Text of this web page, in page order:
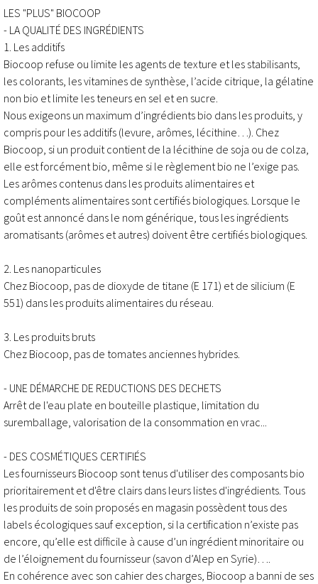
LES "PLUS" BIOCOOP
- LA QUALITÉ DES INGRÉDIENTS
1. Les additifs
Biocoop refuse ou limite les agents de texture et les stabilisants,
les colorants, les vitamines de synthèse, l’acide citrique, la gélatine
non bio et limite les teneurs en sel et en sucre.
Nous exigeons un maximum d’ingrédients bio dans les produits, y
compris pour les additifs (levure, arômes, lécithine…). Chez
Biocoop, si un produit contient de la lécithine de soja ou de colza,
elle est forcément bio, même si le règlement bio ne l’exige pas.
Les arômes contenus dans les produits alimentaires et
compléments alimentaires sont certifiés biologiques. Lorsque le
goût est annoncé dans le nom générique, tous les ingrédients
aromatisants (arômes et autres) doivent être certifiés biologiques.
2. Les nanoparticules
Chez Biocoop, pas de dioxyde de titane (E 171) et de silicium (E
551) dans les produits alimentaires du réseau.
3. Les produits bruts
Chez Biocoop, pas de tomates anciennes hybrides.
- UNE DÉMARCHE DE REDUCTIONS DES DECHETS
Arrêt de l'eau plate en bouteille plastique, limitation du
suremballage, valorisation de la consommation en vrac...
- DES COSMÉTIQUES CERTIFIÉS
Les fournisseurs Biocoop sont tenus d'utiliser des composants bio
prioritairement et d'être clairs dans leurs listes d'ingrédients. Tous
les produits de soin proposés en magasin possèdent tous des
labels écologiques sauf exception, si la certification n’existe pas
encore, qu’elle est difficile à cause d’un ingrédient minoritaire ou
de l’éloignement du fournisseur (savon d’Alep en Syrie)….
En cohérence avec son cahier des charges, Biocoop a banni de ses